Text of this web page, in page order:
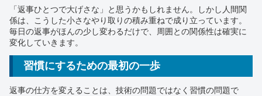
「返事ひとつで大げさな」と思うかもしれません。しかし人間関
係は、こうした小さなやり取りの積み重ねで成り立っています。
毎日の返事がほんの少し変わるだけで、周囲との関係性は確実に
変化していきます。
習慣にするための最初の一歩
返事の仕方を変えることは、技術の問題ではなく習慣の問題で